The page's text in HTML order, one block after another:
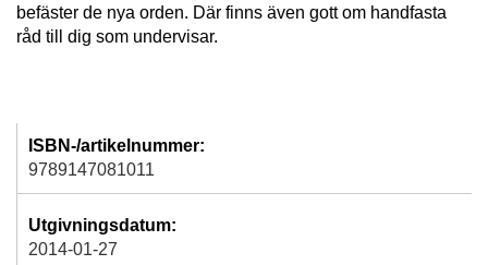
befäster de nya orden. Där finns även gott om handfasta
råd till dig som undervisar.
ISBN-/artikelnummer:
9789147081011
Utgivningsdatum:
2014-01-27